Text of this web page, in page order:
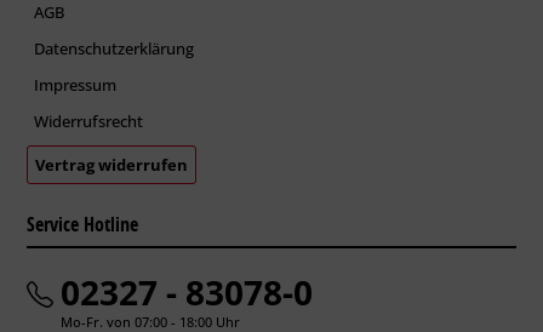
AGB
Datenschutzerklärung
Impressum
Widerrufsrecht
Vertrag widerrufen
Service Hotline
02327 - 83078-0
Mo-Fr. von 07:00 - 18:00 Uhr